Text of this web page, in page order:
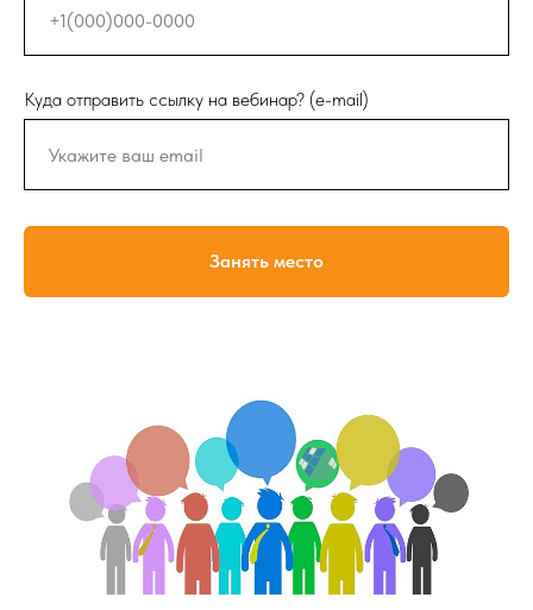
Куда отправить ссылку на вебинар? (e-mail)
Занять место